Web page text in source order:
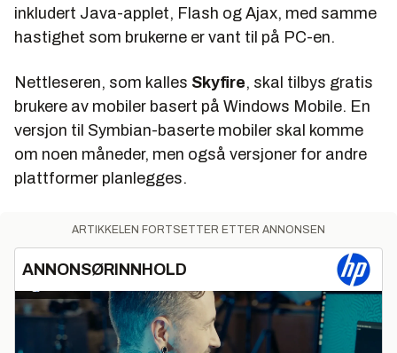
inkludert Java-applet, Flash og Ajax, med samme
hastighet som brukerne er vant til på PC-en.
Nettleseren, som kalles Skyfire, skal tilbys gratis
brukere av mobiler basert på Windows Mobile. En
versjon til Symbian-baserte mobiler skal komme
om noen måneder, men også versjoner for andre
plattformer planlegges.
ARTIKKELEN FORTSETTER ETTER ANNONSEN
ANNONSØRINNHOLD